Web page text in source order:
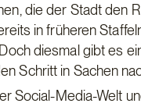
die der Stadt den
in früheren
diesmal gibt es
Schritt in Sachen
Social-Media-Welt